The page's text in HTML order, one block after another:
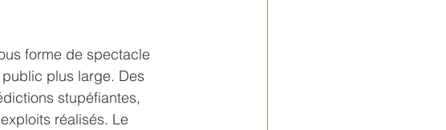
forme de spectacle
plus large. Des
stupéfiantes,
réalisés. Le